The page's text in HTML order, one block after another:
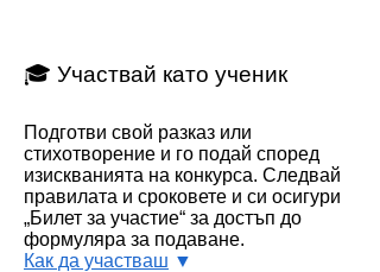
🎓 Участвай като ученик
Подготви свой разказ или
стихотворение и го подай според
изискванията на конкурса. Следвай
правилата и сроковете и си осигури
„Билет за участие“ за достъп до
формуляра за подаване.
Как да участваш ▼